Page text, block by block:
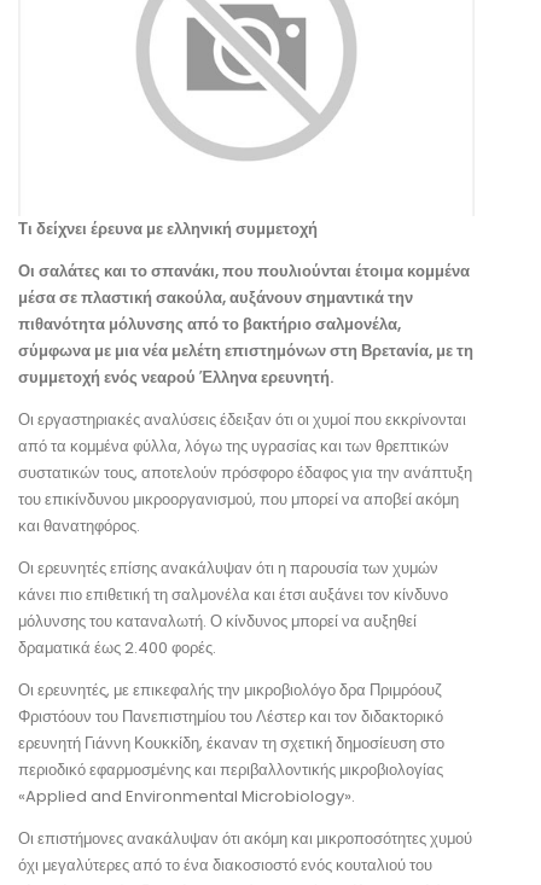
ΑΥΤΑΡΚΕΙΑ
Τι δείχνει έρευνα με ελληνική συμμετοχή
Οι σαλάτες και το σπανάκι, που πουλιούνται έτοιμα κομμένα
μέσα σε πλαστική σακούλα, αυξάνουν σημαντικά την
πιθανότητα μόλυνσης από το βακτήριο σαλμονέλα,
σύμφωνα με μια νέα μελέτη επιστημόνων στη Βρετανία, με τη
συμμετοχή ενός νεαρού Έλληνα ερευνητή.
Οι εργαστηριακές αναλύσεις έδειξαν ότι οι χυμοί που εκκρίνονται
από τα κομμένα φύλλα, λόγω της υγρασίας και των θρεπτικών
συστατικών τους, αποτελούν πρόσφορο έδαφος για την ανάπτυξη
του επικίνδυνου μικροοργανισμού, που μπορεί να αποβεί ακόμη
και θανατηφόρος.
Οι ερευνητές επίσης ανακάλυψαν ότι η παρουσία των χυμών
κάνει πιο επιθετική τη σαλμονέλα και έτσι αυξάνει τον κίνδυνο
μόλυνσης του καταναλωτή. Ο κίνδυνος μπορεί να αυξηθεί
δραματικά έως 2.400 φορές.
Οι ερευνητές, με επικεφαλής την μικροβιολόγο δρα Πριμρόουζ
Φριστόουν του Πανεπιστημίου του Λέστερ και τον διδακτορικό
ερευνητή Γιάννη Κουκκίδη, έκαναν τη σχετική δημοσίευση στο
περιοδικό εφαρμοσμένης και περιβαλλοντικής μικροβιολογίας
«Applied and Environmental Microbiology».
Οι επιστήμονες ανακάλυψαν ότι ακόμη και μικροποσότητες χυμού
όχι μεγαλύτερες από το ένα διακοσιοστό ενός κουταλιού του